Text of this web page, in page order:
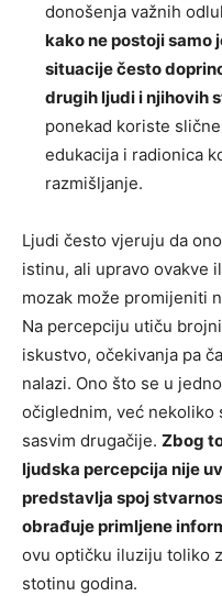
donošenja važnih
kako ne postoji samo
situacije često
drugih ljudi i njihovih
ponekad koriste
edukacija i radionica
razmišljanje.
Ljudi često vjeruju da
istinu, ali upravo ovakve
mozak može promijeniti
Na percepciju utiču
iskustvo, očekivanja pa
nalazi. Ono što se u
očiglednim, već nekoliko
sasvim drugačije. Zbog
ljudska percepcija nije
predstavlja spoj
obrađuje primljene
ovu optičku iluziju toliko
stotinu godina.